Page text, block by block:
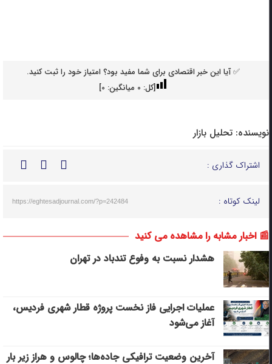
✅ آیا این خبر اقتصادی برای شما مفید بود؟ امتیاز خود را ثبت کنید.
[کل: 0میانگین: 0
]
نویسنده: تحلیل بازار
اشتراک گذاری :
لینک کوتاه : https://eghtesadjournal.com/?p=242484
📰 اخبار مشابه را مشاهده می کنید
هشدار نسبت به وفوع تندباد در تهران
عملیات اجرایی فاز نخست پروژه قطار شهری فردیس،
آغاز می‌شود
آخرین وضعیت ترافیکی جاده‌ها؛ چالوس و هراز زیر بار